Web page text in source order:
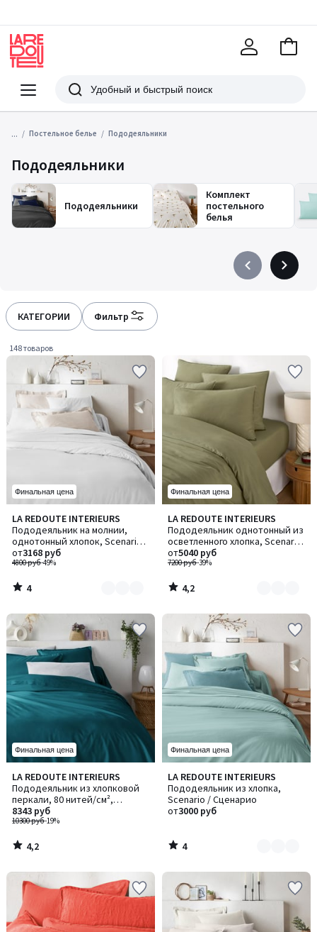
Меню
Redoute
Поиск
В
... Постельное белье Пододеяльники
Пододеяльники
Пододеяльники
Комплект
постельного
белья
PrécédentSuivant
КАТЕГОРИИ Фильтр
148 товаров
Финальная цена
LA REDOUTE INTERIEURS
Пододеяльник на молнии,
однотонный хлопок, Scenario /
Сценарио
4800 руб-49%
от3168 руб
4
/
5
Количество
цветов:
4
4
/
Финальная цена
LA REDOUTE INTERIEURS
Пододеяльник однотонный из
осветленного хлопка, Scenario
/ Сценарио
7200 руб-39%
от5040 руб
4,2
/ 5
Количество
цветов:
8
4,2
/
Финальная цена
LA REDOUTE INTERIEURS
Пододеяльник из хлопковой
перкали, 80 нитей/см²,
Scenario / Сценарио
10300 руб-19%
8343 руб
4,2
/ 5
4,2
/
Финальная цена
LA REDOUTE INTERIEURS
Пододеяльник из хлопка,
Scenario / Сценарио
от3000 руб
4
/
5
Количество
цветов:
10
4
/